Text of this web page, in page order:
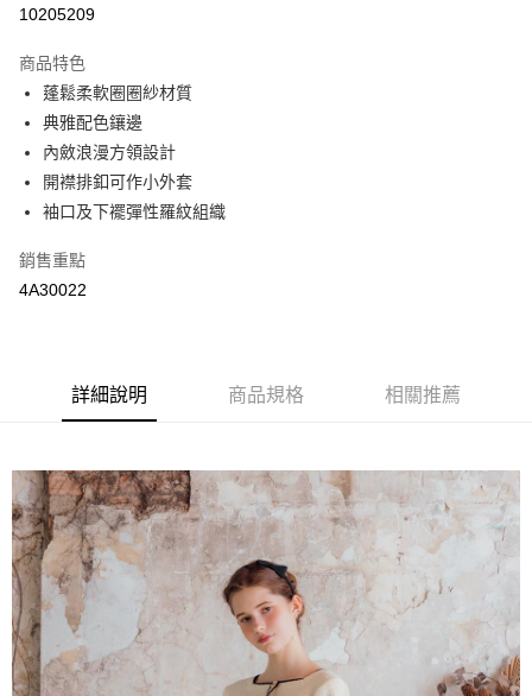
全盈+PAY
AFTEE先享後付
相關說明
【關於「AFTEE先享後付」】
AFTEE先享後付是「在收到商品之後才付款」的支付方式。 讓您購物簡單
便利好安心！
２．便利：只要手機號碼，簡訊認證，即可結帳。
３．安心：先確認商品／服務後，再付款。
２．訂單成立數日內，您將收到繳費通知簡訊。
３．收到繳費通知簡訊後14天內，點擊此簡訊中的連結，可透過四大超商／
購買商品的店家。未經商家同意取消之訂單仍視為有效，需透過AFTEE先享
後付繳納相關費用。
※ 交易是否成功請以「AFTEE先享後付 」之結帳頁面顯示為準，若有關於
是否繳費成功／繳費後需取消欲退款等相關疑問，請聯繫「AFTEE先享後付
客戶支援中心」
https://netprotections.freshdesk.com/support/home
【注意事項】
１．透過由恩沛科技股份有限公司提供之「AFTEE先享後付」服務完成之交
易，需依本服務之必要範圍內提供個人資料，並將交易相關給付款項請求債
權轉讓予恩沛科技股份有限公司。
２．關於個人資料處理事宜，請瀏覽以下網址：
運送方式
7-11取貨付款
付款後7-11取貨
每筆NT$65，滿NT$2,000(含以上)免運費
宅配
每筆NT$100，滿NT$2,000(含以上)免運費
10205209
商品特色
蓬鬆柔軟圈圈紗材質
典雅配色鑲邊
內斂浪漫方領設計
開襟排釦可作小外套
袖口及下襬彈性羅紋組織
銷售重點
4A30022
詳細說明 商品規格 相關推薦